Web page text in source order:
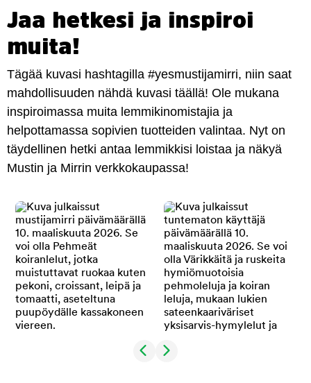
Jaa hetkesi ja inspiroi
muita!
Tägää kuvasi hashtagilla #yesmustijamirri, niin saat
mahdollisuuden nähdä kuvasi täällä! Ole mukana
inspiroimassa muita lemmikinomistajia ja
helpottamassa sopivien tuotteiden valintaa. Nyt on
täydellinen hetki antaa lemmikkisi loistaa ja näkyä
Mustin ja Mirrin verkkokaupassa!